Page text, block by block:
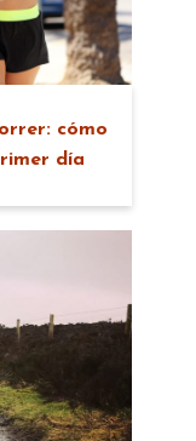
cómo
día